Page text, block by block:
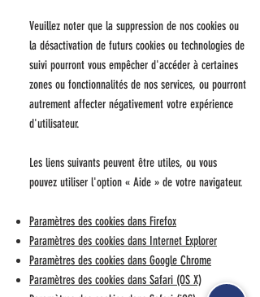
Veuillez noter que la suppression de nos cookies ou
la désactivation de futurs cookies ou technologies de
suivi pourront vous empêcher d'accéder à certaines
zones ou fonctionnalités de nos services, ou pourront
autrement affecter négativement votre expérience
d'utilisateur.
Les liens suivants peuvent être utiles, ou vous
pouvez utiliser l'option « Aide » de votre navigateur.
Paramètres des cookies dans Firefox
Paramètres des cookies dans Internet Explorer
Paramètres des cookies dans Google Chrome
Paramètres des cookies dans Safari (OS X)